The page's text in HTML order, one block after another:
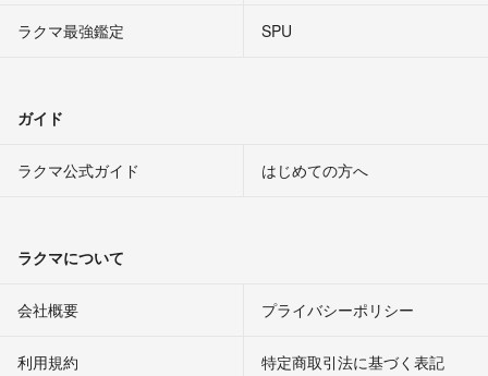
ラクマ最強鑑定
SPU
ガイド
ラクマ公式ガイド はじめての方へ
ラクマについて
会社概要 プライバシーポリシー
利用規約 特定商取引法に基づく表記